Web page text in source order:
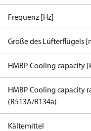
Frequenz [Hz]
Größe des Lüfterflügels
HMBP Cooling capacity
HMBP Cooling capacity
(R513A/R134a)
Kältemittel